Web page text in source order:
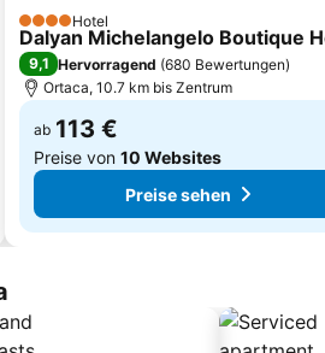
4 SterneHotel
Dalyan Michelangelo Boutique
9,1 Hervorragend (680 Bewertungen)
Ortaca, 10.7 km bis Zentrum
ab 113 €
Preise von 10 Websites
Preise sehen